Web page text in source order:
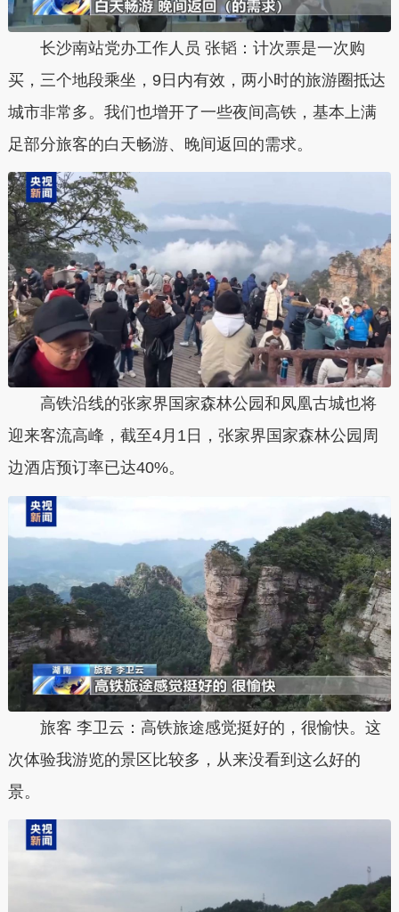
长沙南站党办工作人员 张韬：计次票是一次购
买，三个地段乘坐，9日内有效，两小时的旅游圈抵达
城市非常多。我们也增开了一些夜间高铁，基本上满
足部分旅客的白天畅游、晚间返回的需求。
高铁沿线的张家界国家森林公园和凤凰古城也将
迎来客流高峰，截至4月1日，张家界国家森林公园周
边酒店预订率已达40%。
旅客 李卫云：高铁旅途感觉挺好的，很愉快。这
次体验我游览的景区比较多，从来没看到这么好的
景。